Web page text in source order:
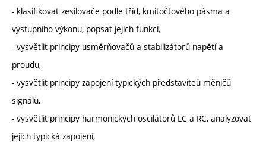
- klasifikovat zesilovače podle tříd, kmitočtového pásma a
výstupního výkonu, popsat jejich funkci,
- vysvětlit principy usměrňovačů a stabilizátorů napětí a
proudu,
- vysvětlit principy zapojení typických představiteů měničů
signálů,
- vysvětlit principy harmonických oscilátorů LC a RC, analyzovat
jejich typická zapojení,